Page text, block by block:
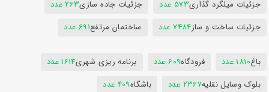
جزئیات میلگرد گذاری573 عدد جزئیات جاده سازی263 عدد
جزئیات ساخت و ساز7484 عدد ساختمان مرتفع691 عدد
باغ1810 عدد فرودگاه609 عدد برنامه ریزی شهری1614 عدد
بلوک وسایل نقلیه2367 عدد باشگاه409 عدد